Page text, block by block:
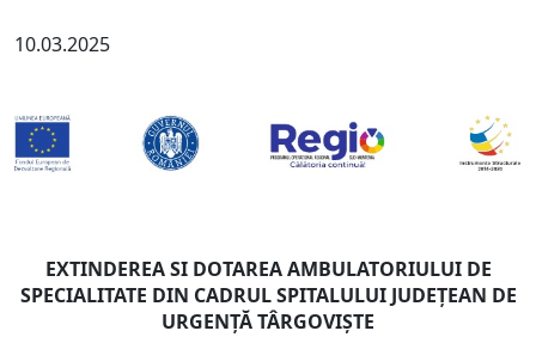
10.03.2025
EXTINDEREA SI DOTAREA AMBULATORIULUI DE
SPECIALITATE DIN CADRUL SPITALULUI JUDEȚEAN DE
URGENȚĂ TÂRGOVIȘTE